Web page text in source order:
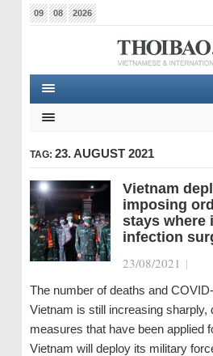
09 08 2026
TAG: 23. AUGUST 2021
Vietnam
imposing
stays where
infection
23/08/2021 |
The number of deaths and
Vietnam is still increasing sharply,
measures that have been applied
Vietnam will deploy its military